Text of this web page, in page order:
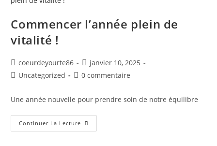
Commencer l’année plein de
vitalité !
coeurdeyourte86
janvier 10, 2025
Uncategorized
0 commentaire
Une année nouvelle pour prendre soin de notre équilibre
Continuer La Lecture